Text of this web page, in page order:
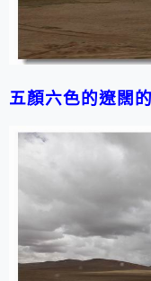
五顏六色的遼闊